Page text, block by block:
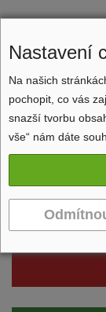
Nastavení
Na našich
pochopit, co vás
snazší tvorbu
vše“ nám dáte